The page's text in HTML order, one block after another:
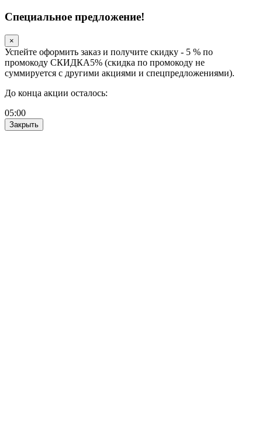
Специальное предложение!
×
Успейте оформить заказ и получите скидку - 5 % по
промокоду СКИДКА5% (скидка по промокоду не
суммируется с другими акциями и спецпредложениями).
До конца акции осталось:
05:00
Закрыть